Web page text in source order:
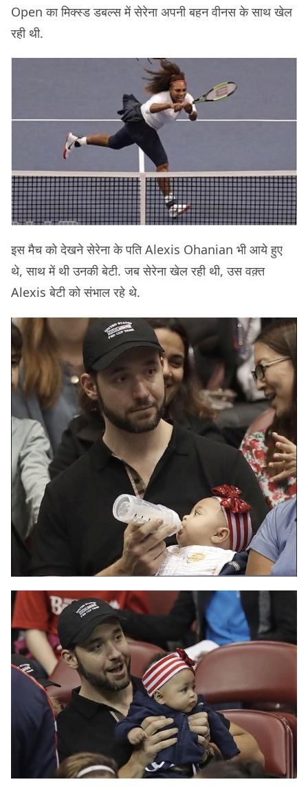
Open का मिक्स्ड डबल्स में सेरेना अपनी बहन वीनस के साथ खेल
रही थी.
इस मैच को देखने सेरेना के पति Alexis Ohanian भी आये हुए
थे, साथ में थी उनकी बेटी. जब सेरेना खेल रही थी, उस वक़्त
Alexis बेटी को संभाल रहे थे.